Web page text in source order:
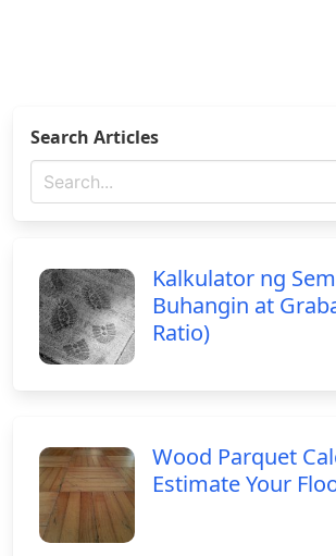
Search Articles
Kalkulator ng
Buhangin at
Ratio)
Wood Parquet
Estimate Your